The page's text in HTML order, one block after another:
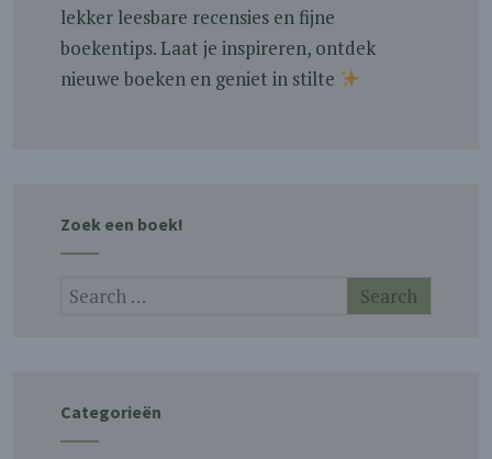
lekker leesbare recensies en fijne
boekentips. Laat je inspireren, ontdek
nieuwe boeken en geniet in stilte
Zoek een boek!
Categorieën